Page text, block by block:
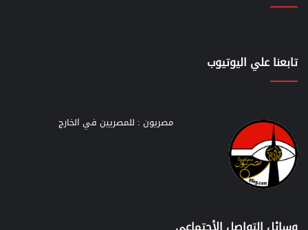
تابعنا علي اليوتيوب
مصريون : للمصريين في الخارج